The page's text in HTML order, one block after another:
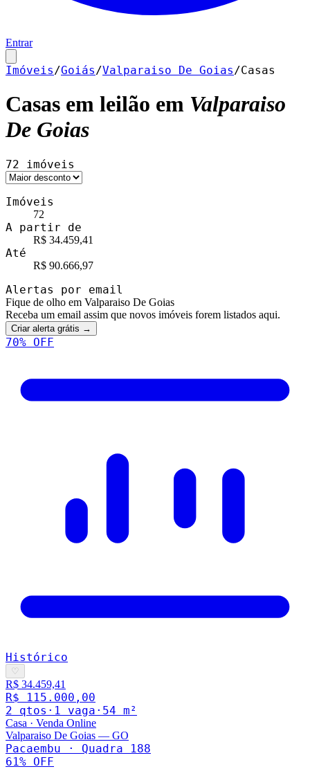
Entrar
Imóveis/Goiás/Valparaiso De Goias/Casas
Casas em leilão em Valparaiso
De Goias
72 imóveis
Imóveis
72
A partir de
R$ 34.459,41
Até
R$ 90.666,97
Alertas por email
Fique de olho em Valparaiso De Goias
Receba um email assim que novos imóveis forem listados aqui.
Criar alerta grátis →
70% OFF
Histórico
♡
R$ 34.459,41
R$ 115.000,00
2 qtos · 1 vaga · 54 m²
Casa · Venda Online
Valparaiso De Goias — GO
Pacaembu · Quadra 188
61% OFF